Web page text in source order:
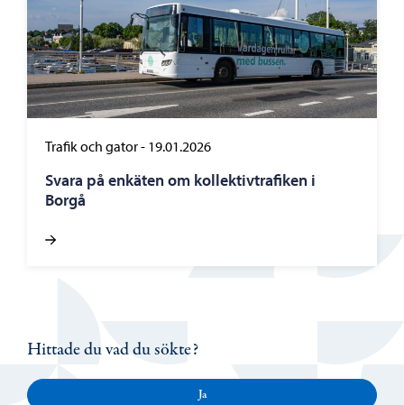
Trafik och gator- 19.01.2026
Svara på enkäten om kollektivtrafiken i
Borgå
Hittade du vad du sökte?
Ja